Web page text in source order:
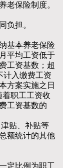
老保险制度。
担。
基本养老保险
平均工资低于
工资基数；超
计入缴费工资
方案实施之日
职工工资收
工资基数的
贴、补贴等
额统计的其他
定比例为职工